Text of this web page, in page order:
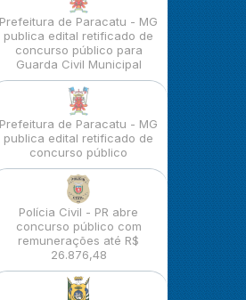
Prefeitura de Paracatu - MG
publica edital retificado de
concurso público para
Guarda Civil Municipal
Prefeitura de Paracatu - MG
publica edital retificado de
concurso público
Polícia Civil - PR abre
concurso público com
remunerações até R$
26.876,48